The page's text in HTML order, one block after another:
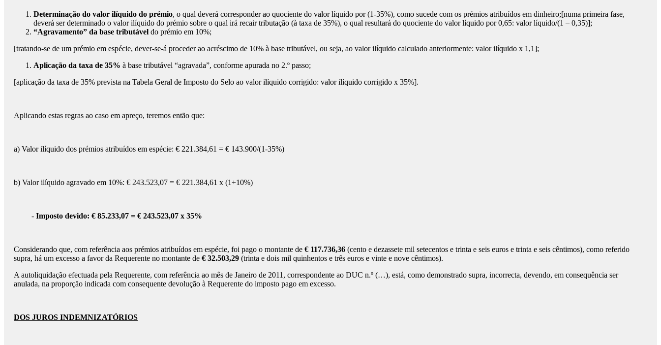
Determinação do valor ilíquido do prémio, o qual deverá corresponder ao quociente do valor líquido por (1-35%), como sucede com os prémios atribuídos em dinheiro;[numa primeira fase,
deverá ser determinado o valor ilíquido do prémio sobre o qual irá recair tributação (à taxa de 35%), o qual resultará do quociente do valor líquido por 0,65: valor líquido/(1 – 0,35)];
“Agravamento” da base tributável do prémio em 10%;
[tratando-se de um prémio em espécie, dever-se-á proceder ao acréscimo de 10% à base tributável, ou seja, ao valor ilíquido calculado anteriormente: valor ilíquido x 1,1];
Aplicação da taxa de 35% à base tributável “agravada”, conforme apurada no 2.º passo;
[aplicação da taxa de 35% prevista na Tabela Geral de Imposto do Selo ao valor ilíquido corrigido: valor ilíquido corrigido x 35%].
Aplicando estas regras ao caso em apreço, teremos então que:
a) Valor ilíquido dos prémios atribuídos em espécie: € 221.384,61 = € 143.900/(1-35%)
b) Valor ilíquido agravado em 10%: € 243.523,07 = € 221.384,61 x (1+10%)
- Imposto devido: € 85.233,07 = € 243.523,07 x 35%
Considerando que, com referência aos prémios atribuídos em espécie, foi pago o montante de € 117.736,36 (cento e dezassete mil setecentos e trinta e seis euros e trinta e seis cêntimos), como referido
supra, há um excesso a favor da Requerente no montante de € 32.503,29 (trinta e dois mil quinhentos e três euros e vinte e nove cêntimos).
A autoliquidação efectuada pela Requerente, com referência ao mês de Janeiro de 2011, correspondente ao DUC n.º (…), está, como demonstrado supra, incorrecta, devendo, em consequência ser
anulada, na proporção indicada com consequente devolução à Requerente do imposto pago em excesso.
DOS JUROS INDEMNIZATÓRIOS